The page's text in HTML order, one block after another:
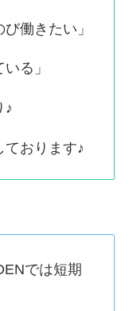
働きたい」
る」
♪
ております♪
では短期